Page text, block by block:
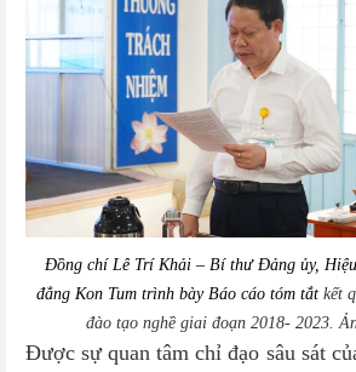
Đồng chí Lê Trí Khải – Bí thư Đảng ủy,
đẳng Kon Tum trình bày Báo cáo tóm tắt kết
đào tạo nghề giai đoạn 2018- 2023.
Được sự quan tâm chỉ đạo sâu sát